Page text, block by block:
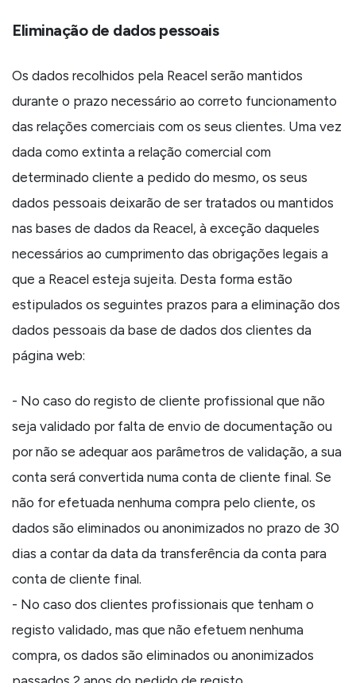
Eliminação de dados pessoais
Os dados recolhidos pela Reacel serão mantidos
durante o prazo necessário ao correto funcionamento
das relações comerciais com os seus clientes. Uma vez
dada como extinta a relação comercial com
determinado cliente a pedido do mesmo, os seus
dados pessoais deixarão de ser tratados ou mantidos
nas bases de dados da Reacel, à exceção daqueles
necessários ao cumprimento das obrigações legais a
que a Reacel esteja sujeita. Desta forma estão
estipulados os seguintes prazos para a eliminação dos
dados pessoais da base de dados dos clientes da
página web:
- No caso do registo de cliente profissional que não
seja validado por falta de envio de documentação ou
por não se adequar aos parâmetros de validação, a sua
conta será convertida numa conta de cliente final. Se
não for efetuada nenhuma compra pelo cliente, os
dados são eliminados ou anonimizados no prazo de 30
dias a contar da data da transferência da conta para
conta de cliente final.
- No caso dos clientes profissionais que tenham o
registo validado, mas que não efetuem nenhuma
compra, os dados são eliminados ou anonimizados